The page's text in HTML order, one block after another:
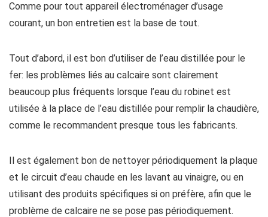
Comme pour tout appareil électroménager d’usage
courant, un bon entretien est la base de tout.
Tout d’abord, il est bon d’utiliser de l’eau distillée pour le
fer: les problèmes liés au calcaire sont clairement
beaucoup plus fréquents lorsque l’eau du robinet est
utilisée à la place de l’eau distillée pour remplir la chaudière,
comme le recommandent presque tous les fabricants.
Il est également bon de nettoyer périodiquement la plaque
et le circuit d’eau chaude en les lavant au vinaigre, ou en
utilisant des produits spécifiques si on préfère, afin que le
problème de calcaire ne se pose pas périodiquement.